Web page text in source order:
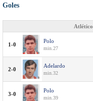
Goles
Atlético
1-0
Polo
min.27
2-0
Adelardo
min.32
3-0
Polo
min.39